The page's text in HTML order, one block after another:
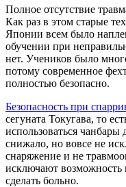
Полное отсутствие
Как раз в этом старые
Японии всем было
обучении при
нет. Учеников было
потому современное
полностью безопасно.
Безопасность при
сегуната Токугава, то
использоваться
снижало, но вовсе не
снаряжение и не
исключают возможность
сделать больно.